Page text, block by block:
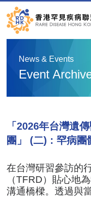
News & Events
Event
「2026年台灣遺
團」 (二) : 罕病團
在台灣研習參訪的
（TFRD）貼心地
溝通橋樑。透過與